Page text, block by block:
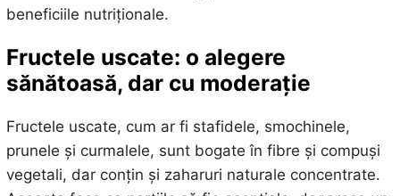
beneficiile nutriționale.
Fructele uscate: o alegere
sănătoasă, dar cu moderație
Fructele uscate, cum ar fi stafidele, smochinele,
prunele și curmalele, sunt bogate în fibre și compuși
vegetali, dar conțin și zaharuri naturale concentrate.